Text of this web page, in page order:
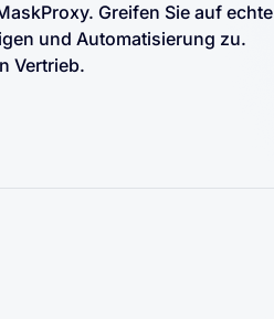
Greifen Sie auf echte
und Automatisierung zu.
Vertrieb.